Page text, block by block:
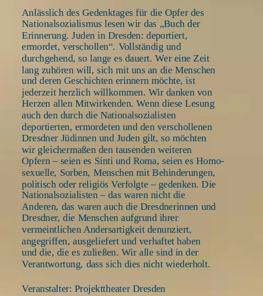
Anlässlich des Gedenktages für die Opfer des
Nationalsozialismus lesen wir das „Buch der
Erinnerung. Juden in Dresden: deportiert,
ermordet, verschollen“. Vollständig und
durchgehend, so lange es dauert. Wer eine Zeit
lang zuhören will, sich mit uns an die Menschen
und deren Geschichten erinnern möchte, ist
jederzeit herzlich willkommen. Wir danken von
Herzen allen Mitwirkenden. Wenn diese Lesung
auch den durch die Nationalsozialisten
deportierten, ermordeten und den verschollenen
Dresdner Jüdinnen und Juden gilt, so möchten
wir gleichermaßen den tausenden weiteren
Opfern – seien es Sinti und Roma, seien es Homo-
sexuelle, Sorben, Menschen mit Behinderungen,
politisch oder religiös Verfolgte – gedenken. Die
Nationalsozialisten – das waren nicht die
Anderen, das waren auch die Dresdnerinnen und
Dresdner, die Menschen aufgrund ihrer
vermeintlichen Andersartigkeit denunziert,
angegriffen, ausgeliefert und verhaftet haben
und die, die es zuließen. Wir alle sind in der
Verantwortung, dass sich dies nicht wiederholt.
Veranstalter: Projekttheater Dresden